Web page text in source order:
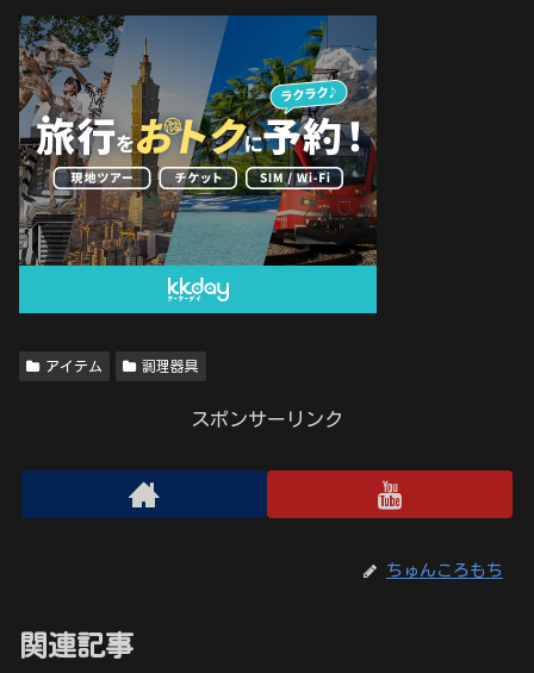
アイテム 調理器具
スポンサーリンク
ちゅんころもち
関連記事